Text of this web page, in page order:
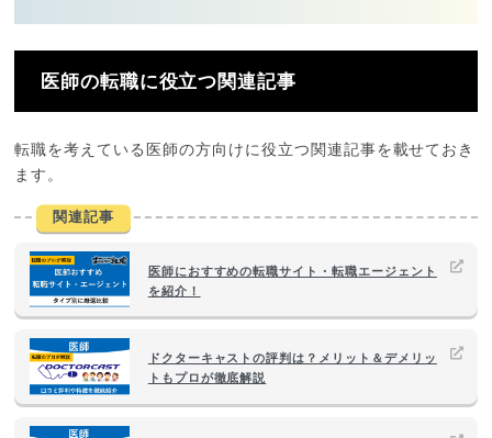
医師の転職に役立つ関連記事
転職を考えている医師の方向けに役立つ関連記事を載せておき
ます。
関連記事
医師におすすめの転職サイト・転職エージェント
を紹介！
ドクターキャストの評判は？メリット＆デメリッ
トもプロが徹底解説